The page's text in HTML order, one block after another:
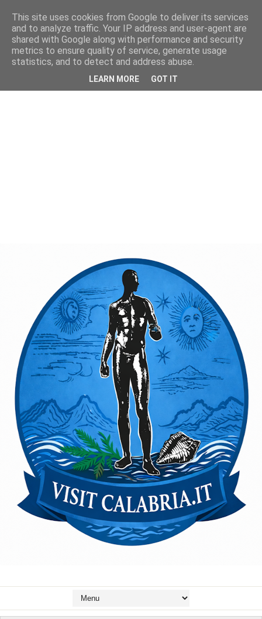
This site uses cookies from Google to deliver its services
and to analyze traffic. Your IP address and user-agent are
shared with Google along with performance and security
metrics to ensure quality of service, generate usage
statistics, and to detect and address abuse.
LEARN MORE GOT IT